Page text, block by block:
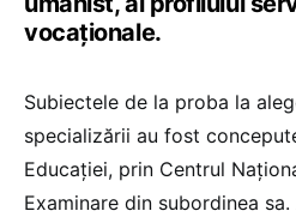
vocaționale.
Subiectele de la proba la
specializării au fost
Educației, prin Centrul
Examinare din subordinea